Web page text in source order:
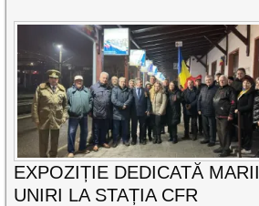
EXPOZIȚIE DEDICATĂ MARII
UNIRI LA STAȚIA CFR